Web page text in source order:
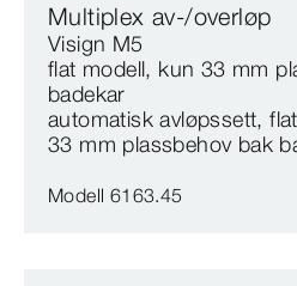
Multiplex av-/overløp
Visign M5
flat modell, kun 33 mm
badekar
automatisk avløpssett,
33 mm plassbehov bak
Modell 6163.45